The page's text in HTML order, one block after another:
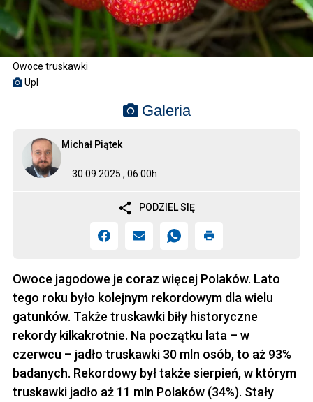
Owoce truskawki
Upl
Galeria
30.09.2025., 06:00h
Michał Piątek
PODZIEL SIĘ
Owoce jagodowe je coraz więcej Polaków. Lato
tego roku było kolejnym rekordowym dla wielu
gatunków. Także truskawki biły historyczne
rekordy kilkakrotnie. Na początku lata – w
czerwcu – jadło truskawki 30 mln osób, to aż 93%
badanych. Rekordowy był także sierpień, w którym
truskawki jadło aż 11 mln Polaków (34%). Stały